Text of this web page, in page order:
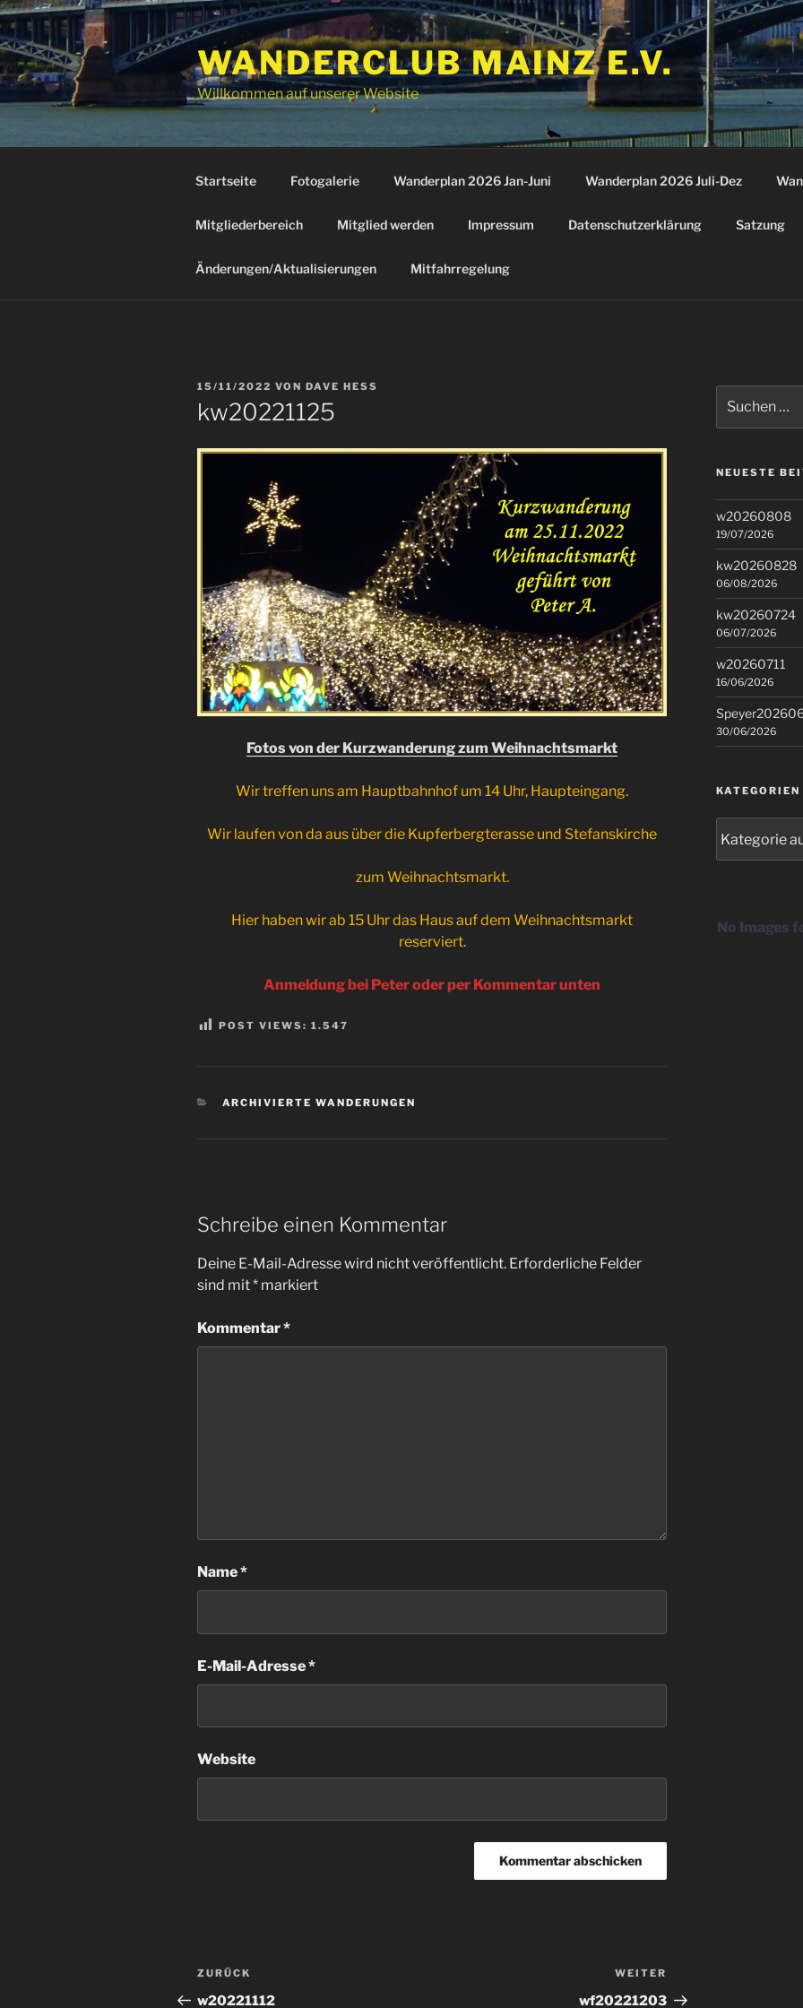
Zum
Inhalt
springen
WANDERCLUB MAINZ E.V.
Willkommen auf unserer Website
Startseite Fotogalerie Wanderplan 2026 Jan-Juni Wanderplan 2026 Juli-Dez
Mitgliederbereich Mitglied werden Impressum Datenschutzerklärung Satzung
Änderungen/Aktualisierungen Mitfahrregelung
VERÖFFENTLICHT
AM
15/11/2022 VON DAVE HESS
kw20221125
Fotos von der Kurzwanderung zum Weihnachtsmarkt
Wir treffen uns am Hauptbahnhof um 14 Uhr, Haupteingang.
Wir laufen von da aus über die Kupferbergterasse und Stefanskirche
zum Weihnachtsmarkt.
Hier haben wir ab 15 Uhr das Haus auf dem Weihnachtsmarkt
reserviert.
Anmeldung bei Peter oder per Kommentar unten
POST VIEWS: 1.547
KATEGORIEN
ARCHIVIERTE WANDERUNGEN
Schreibe einen Kommentar
Deine E-Mail-Adresse wird nicht veröffentlicht. Erforderliche Felder
sind mit* markiert
Kommentar*
Name*
E-Mail-Adresse*
Website
Beitragsnavigation
Vorheriger
Beitrag
ZURÜCK
w20221112
Beitrag
WEITER
wf20221203
nach:
NEUESTE
w20260808
19/07/2026
kw20260828
06/08/2026
kw20260724
06/07/2026
w20260711
16/06/2026
30/06/2026
KATEGORIEN
No Images